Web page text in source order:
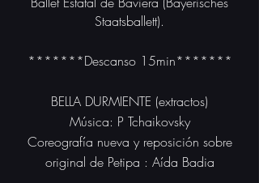
Staatsballett).​
*******Descanso 15min*******
BELLA DURMIENTE (extractos)
Música: P Tchaikovsky
Coreografía nueva y reposición sobre
original de Petipa : Aída Badia